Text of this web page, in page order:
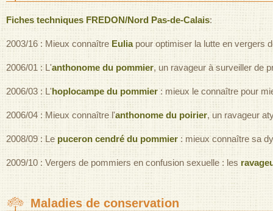
Fiches techniques FREDON/Nord Pas-de-Calais:
2003/16 : Mieux connaître Eulia pour optimiser la lutte en vergers
2006/01 : L'anthonome du pommier, un ravageur à surveiller de
2006/03 : L'hoplocampe du pommier: mieux le connaître pour
2006/04 : Mieux connaître l'anthonome du poirier, un ravageur
2008/09 : Le puceron cendré du pommier : mieux connaître sa
2009/10 : Vergers de pommiers en confusion sexuelle : les
Maladies de conservation